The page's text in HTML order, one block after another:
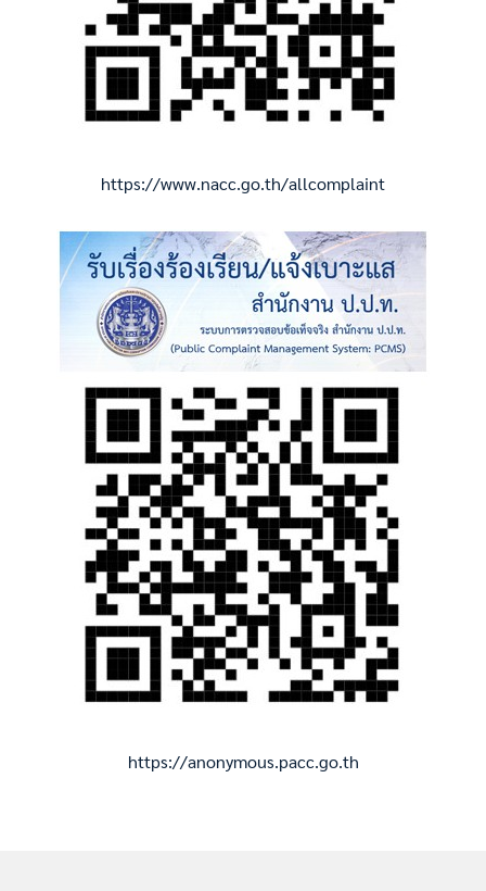
https://www.nacc.go.th/allcomplaint
https://anonymous.pacc.go.th